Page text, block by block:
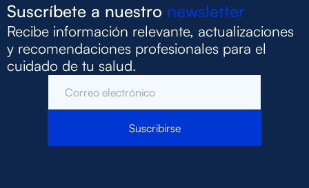
Suscríbete a nuestro newsletter
Recibe información relevante, actualizaciones
y recomendaciones profesionales para el
cuidado de tu salud.